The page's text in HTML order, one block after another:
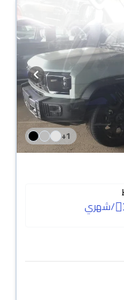
تشتريها كاش أو تقسيط،
1
+
/شهري